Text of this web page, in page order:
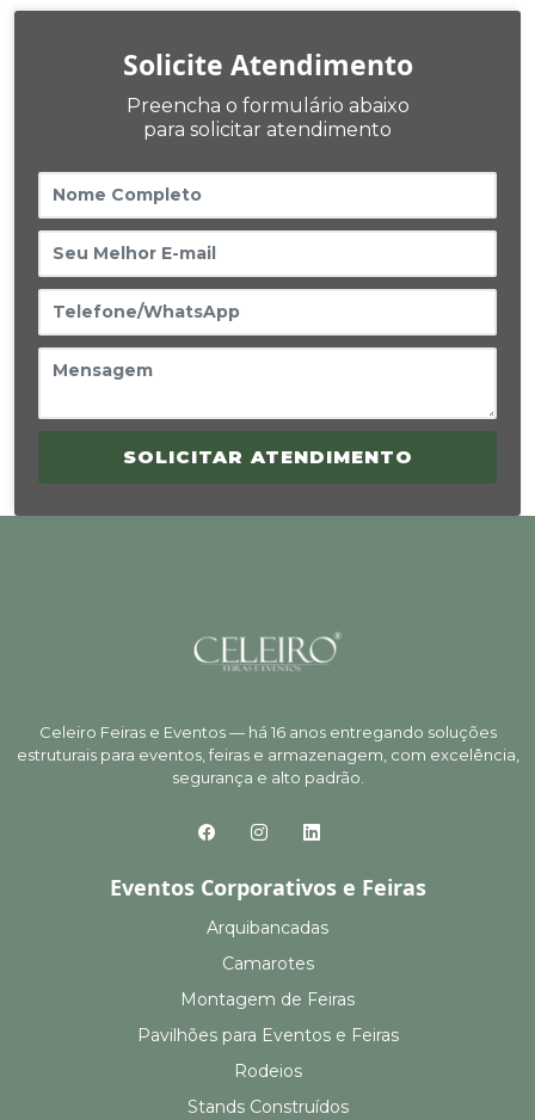
Solicite Atendimento
Preencha o formulário abaixo
para solicitar atendimento
SOLICITAR ATENDIMENTO
Celeiro Feiras e Eventos — há 16 anos entregando soluções
estruturais para eventos, feiras e armazenagem, com excelência,
segurança e alto padrão.
Eventos Corporativos e Feiras
Arquibancadas
Camarotes
Montagem de Feiras
Pavilhões para Eventos e Feiras
Rodeios
Stands Construídos